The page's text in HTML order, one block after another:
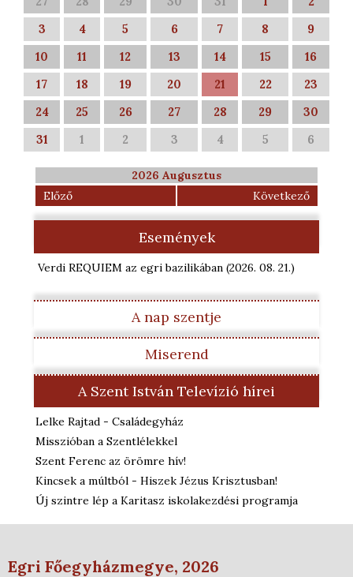
3
4 5 6 7 8
9
10
11 12 13 14 15
16
17
18 19 20 21 22
23
24
25 26 27 28 29
30
31
1 2 3 4 5 6
2026 Augusztus
Előző
Következő
Események
Verdi REQUIEM az egri bazilikában (2026. 08. 21.)
A nap szentje
Miserend
A Szent István Televízió hírei
Lelke Rajtad - Családegyház
Misszióban a Szentlélekkel
Szent Ferenc az örömre hív!
Kincsek a múltból - Hiszek Jézus Krisztusban!
Új szintre lép a Karitasz iskolakezdési programja
Egri Főegyházmegye, 2026